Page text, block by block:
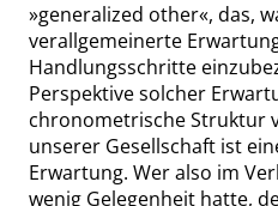
»generalized other«, das,
verallgemeinerte
Handlungsschritte
Perspektive solcher
chronometrische Struktur
unserer Gesellschaft ist
Erwartung. Wer also im
wenig Gelegenheit hatte,